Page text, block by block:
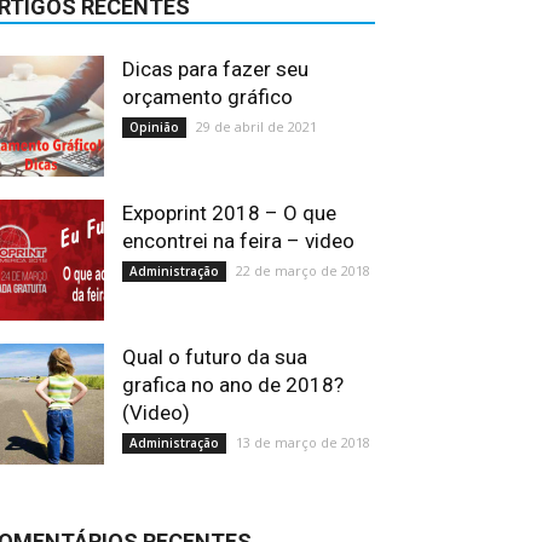
RECENTES
Dicas para fazer seu
orçamento gráfico
Opinião 29 de abril de 2021
Expoprint 2018 – O que
encontrei na feira – video
Administração 22 de março de 2018
Qual o futuro da sua
grafica no ano de 2018?
(Video)
Administração 13 de março de 2018